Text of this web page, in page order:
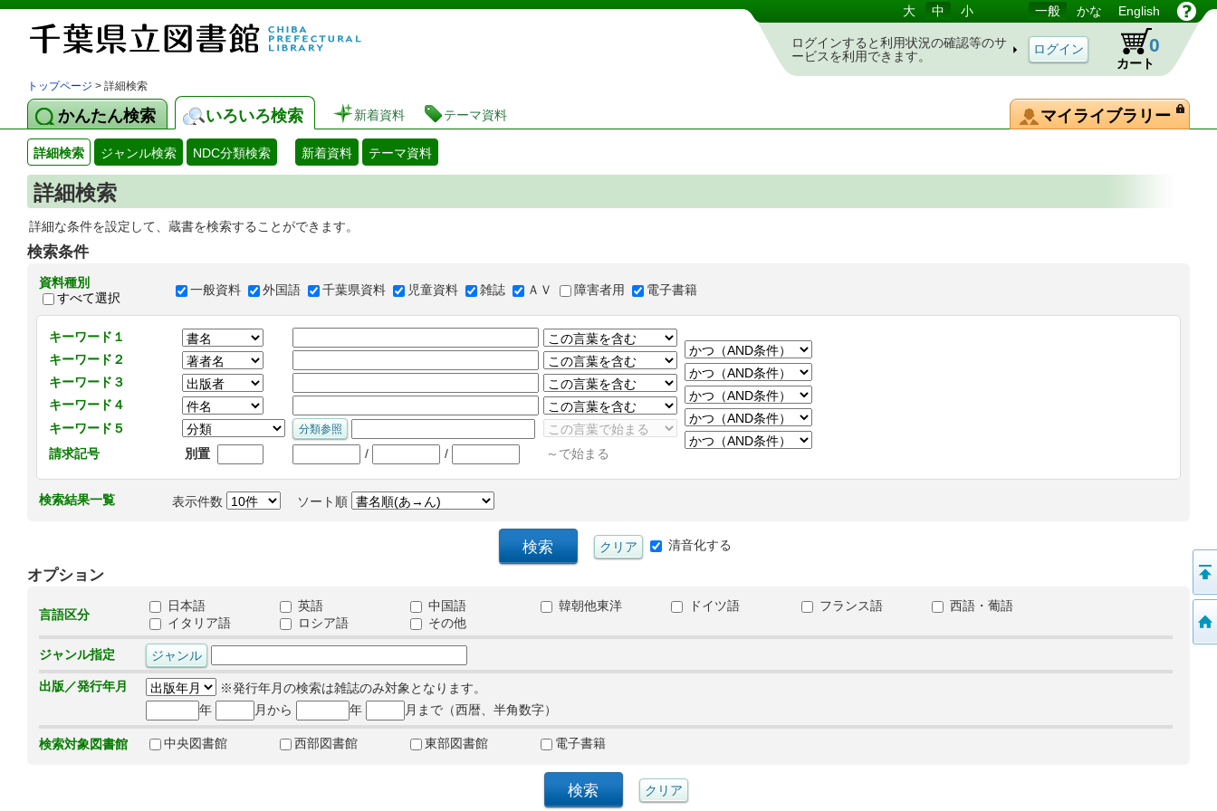
図書館 蔵書検索・予約システム 大 中 小 一般 かな English
ログインすると利用状況の確認等のサ
ービスを利用できます。
カート
0
トップページ > 詳細検索
かんたん検索 いろいろ検索 新着資料 テーマ資料 マイライブラリー
詳細検索 ジャンル検索 NDC分類検索 新着資料 テーマ資料
詳細検索
詳細な条件を設定して、蔵書を検索することができます。
検索条件
資料種別
すべて選択
一般資料 外国語 千葉県資料 児童資料 雑誌 ＡＶ 障害者用 電子書籍
キーワード１
キーワード２
キーワード３
キーワード４
キーワード５
請求記号
別置 / / ～で始まる
検索結果一覧 表示件数 ソート順
清音化する
オプション
言語区分
日本語 英語 中国語 韓朝他東洋 ドイツ語 フランス語
西語・葡語
イタリア語
ロシア語 その他
ジャンル指定
出版／発行年月
※発行年月の検索は雑誌のみ対象となります。
年
月から 年 月まで（西暦、半角数字）
検索対象図書館 中央図書館 西部図書館 東部図書館 電子書籍